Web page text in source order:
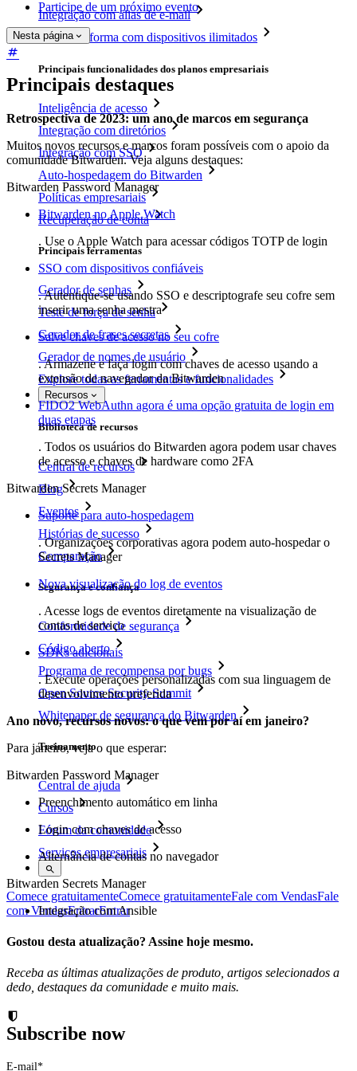
Integração com alias de e-mail
Multiplataforma com dispositivos ilimitados
Principais funcionalidades dos planos empresariais
Inteligência de acesso
Integração com diretórios
Integração com SSO
Auto-hospedagem do Bitwarden
Políticas empresariais
Recuperação de conta
Principais ferramentas
Gerador de senhas
Teste de força de senha
Gerador de frases secretas
Gerador de nomes de usuário
Explore todas as ferramentas e funcionalidades
Recursos
Biblioteca de recursos
Central de recursos
Blog
Eventos
Histórias de sucesso
Comparação
Segurança e confiança
Conformidade de segurança
Código aberto
Programa de recompensa por bugs
Open Source Security Summit
Whitepaper de segurança do Bitwarden
Treinamento
Central de ajuda
Cursos
Fórum da comunidade
Serviços empresariais
Comece gratuitamenteComece gratuitamenteFale com VendasFale
com VendasEntrarEntrar
Participe de um próximo evento
Nesta página
Principais destaques
Retrospectiva de 2023: um ano de marcos em segurança
Muitos novos recursos e marcos foram possíveis com o apoio da
comunidade Bitwarden. Veja alguns destaques:
Bitwarden Password Manager
Bitwarden no Apple Watch
. Use o Apple Watch para acessar códigos TOTP de login
SSO com dispositivos confiáveis
. Autentique-se usando SSO e descriptografe seu cofre sem
inserir uma senha mestra
Salve chaves de acesso no seu cofre
. Armazene e faça login com chaves de acesso usando a
extensão de navegador da Bitwarden
FIDO2 WebAuthn agora é uma opção gratuita de login em
duas etapas
. Todos os usuários do Bitwarden agora podem usar chaves
de acesso e chaves de hardware como 2FA
Bitwarden Secrets Manager
Suporte para auto-hospedagem
. Organizações corporativas agora podem auto-hospedar o
Secrets Manager
Nova visualização do log de eventos
. Acesse logs de eventos diretamente na visualização de
contas de serviço
SDKs adicionais
. Execute operações personalizadas com sua linguagem de
desenvolvimento preferida
Ano novo, recursos novos: o que vem por aí em janeiro?
Para janeiro, veja o que esperar:
Bitwarden Password Manager
Preenchimento automático em linha
Login com chaves de acesso
Alternância de contas no navegador
Bitwarden Secrets Manager
Integração com Ansible
Gostou desta atualização? Assine hoje mesmo.
Receba as últimas atualizações de produto, artigos selecionados a
dedo, destaques da comunidade e muito mais.
Subscribe now
E-mail*